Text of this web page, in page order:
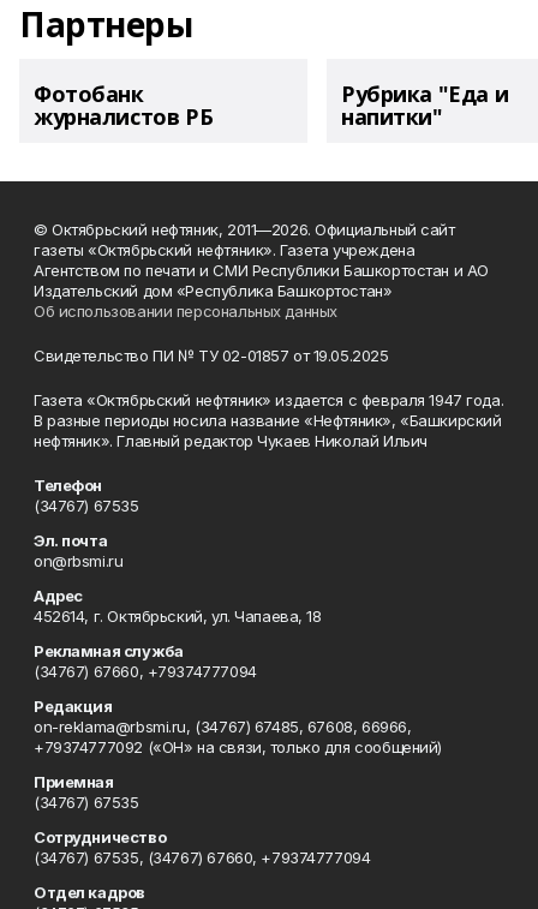
Партнеры
Фотобанк
журналистов РБ
Рубрика "Еда и
напитки"
© Октябрьский нефтяник, 2011—2026. Официальный сайт
газеты «Октябрьский нефтяник». Газета учреждена
Агентством по печати и СМИ Республики Башкортостан и АО
Издательский дом «Республика Башкортостан»
Об использовании персональных данных
Свидетельство ПИ № ТУ 02-01857 от 19.05.2025
Газета «Октябрьский нефтяник» издается с февраля 1947 года.
В разные периоды носила название «Нефтяник», «Башкирский
нефтяник». Главный редактор Чукаев Николай Ильич
Телефон
(34767) 67535
Эл. почта
on@rbsmi.ru
Адрес
452614, г. Октябрьский, ул. Чапаева, 18
Рекламная служба
(34767) 67660, +79374777094
Редакция
on-reklama@rbsmi.ru, (34767) 67485, 67608, 66966,
+79374777092 («ОН» на связи, только для сообщений)
Приемная
(34767) 67535
Сотрудничество
(34767) 67535, (34767) 67660, +79374777094
Отдел кадров